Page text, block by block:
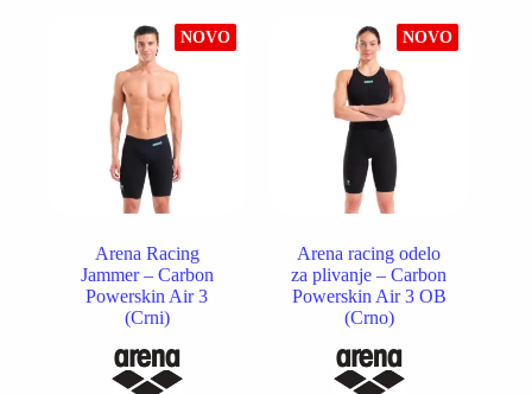
NOVO
Arena Racing
Jammer – Carbon
Powerskin Air 3
(Crni)
NOVO
Arena racing odelo
za plivanje – Carbon
Powerskin Air 3 OB
(Crno)